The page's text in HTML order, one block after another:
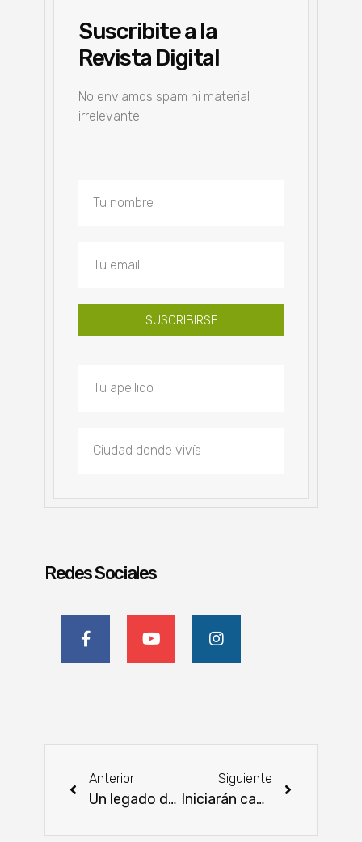
Suscribite a la
Revista Digital
No enviamos spam ni material
irrelevante.
SUSCRIBIRSE
Redes Sociales
Anterior
Un legado de 30 años en nutrición animal, compromiso y satisfacción del productor en Paraguay
Siguiente
Iniciarán campañas de limpieza en cauces hídricos y mingas ambientales